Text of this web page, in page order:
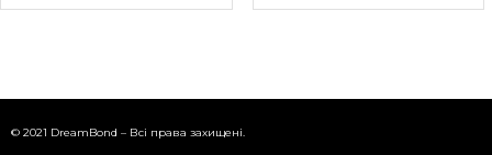
© 2021 DreamBond – Всі права захищені.